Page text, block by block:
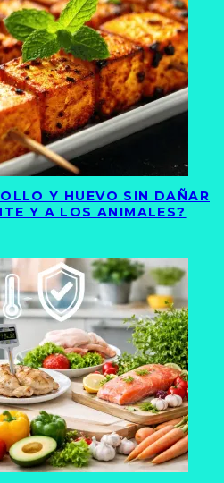
Y HUEVO SIN DAÑAR
Y A LOS ANIMALES?